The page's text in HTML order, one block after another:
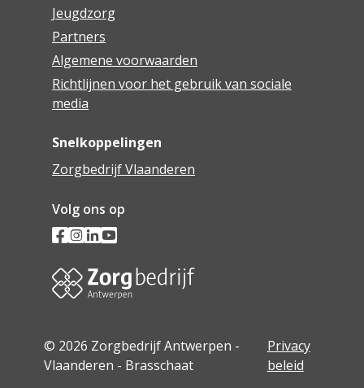
Jeugdzorg
Partners
Algemene voorwaarden
Richtlijnen voor het gebruik van sociale
media
Snelkoppelingen
Zorgbedrijf Vlaanderen
Volg ons op
© 2026 Zorgbedrijf Antwerpen -
Vlaanderen - Brasschaat
Privacy
beleid